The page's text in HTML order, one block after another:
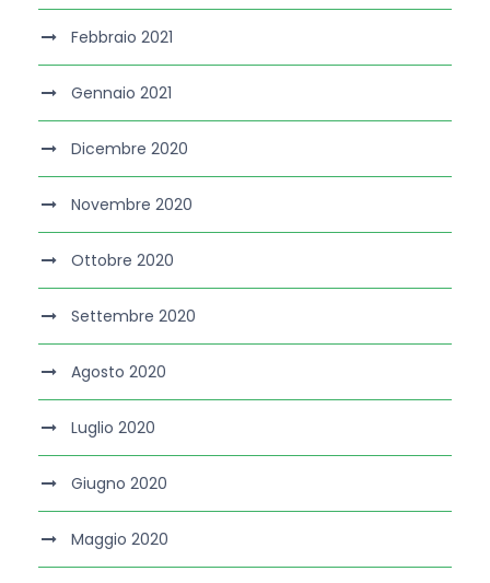
Febbraio 2021
Gennaio 2021
Dicembre 2020
Novembre 2020
Ottobre 2020
Settembre 2020
Agosto 2020
Luglio 2020
Giugno 2020
Maggio 2020